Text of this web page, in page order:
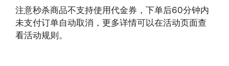
注意秒杀商品不支持使用代金券，下单后60分钟内
未支付订单自动取消，更多详情可以在活动页面查
看活动规则。